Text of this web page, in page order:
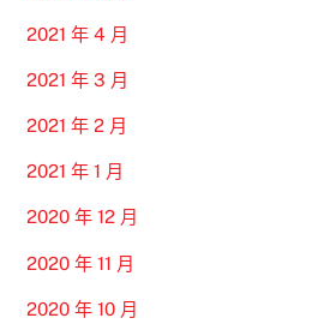
2021 年 4 月
2021 年 3 月
2021 年 2 月
2021 年 1 月
2020 年 12 月
2020 年 11 月
2020 年 10 月